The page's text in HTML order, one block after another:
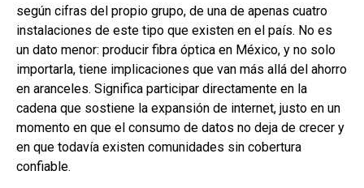
según cifras del propio grupo, de una de apenas cuatro
instalaciones de este tipo que existen en el país. No es
un dato menor: producir fibra óptica en México, y no solo
importarla, tiene implicaciones que van más allá del ahorro
en aranceles. Significa participar directamente en la
cadena que sostiene la expansión de internet, justo en un
momento en que el consumo de datos no deja de crecer y
en que todavía existen comunidades sin cobertura
confiable.